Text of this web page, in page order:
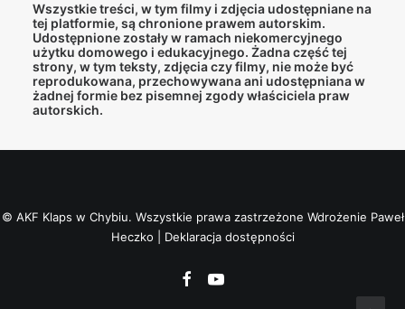
Wszystkie treści, w tym filmy i zdjęcia udostępniane na
tej platformie, są chronione prawem autorskim.
Udostępnione zostały w ramach niekomercyjnego
użytku domowego i edukacyjnego. Żadna część tej
strony, w tym teksty, zdjęcia czy filmy, nie może być
reprodukowana, przechowywana ani udostępniana w
żadnej formie bez pisemnej zgody właściciela praw
autorskich.
© AKF Klaps w Chybiu. Wszystkie prawa zastrzeżone Wdrożenie Paweł
Heczko
Deklaracja dostępności